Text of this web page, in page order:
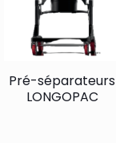
Pré-séparateurs
LONGOPAC